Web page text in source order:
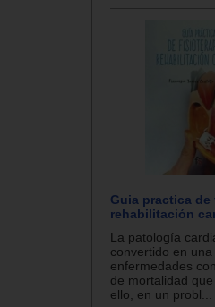
Guia practica
rehabilitación
La patología
convertido en
enfermedades
de mortalidad
ello, en un probl...